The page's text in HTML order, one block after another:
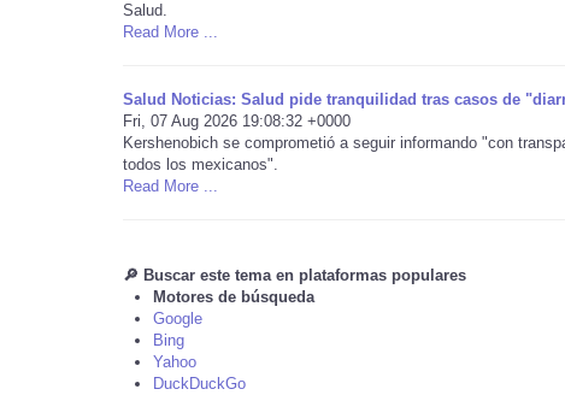
Salud.
Read More ...
Salud Noticias: Salud pide tranquilidad tras casos de
Fri, 07 Aug 2026 19:08:32 +0000
Kershenobich se comprometió a seguir informando "con
todos los mexicanos".
Read More ...
🔎 Buscar este tema en plataformas populares
Motores de búsqueda
Google
Bing
Yahoo
DuckDuckGo